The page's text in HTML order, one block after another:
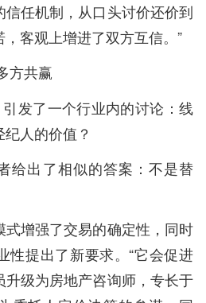
任机制，从口头讨价还价到
客观上增进了双方互信。”
方共赢
引发了一个行业内的讨论：线
人的价值？
给出了相似的答案：不是替
式增强了交易的确定性，同时
性提出了新要求。“它会促进
升级为房地产咨询师，专长于